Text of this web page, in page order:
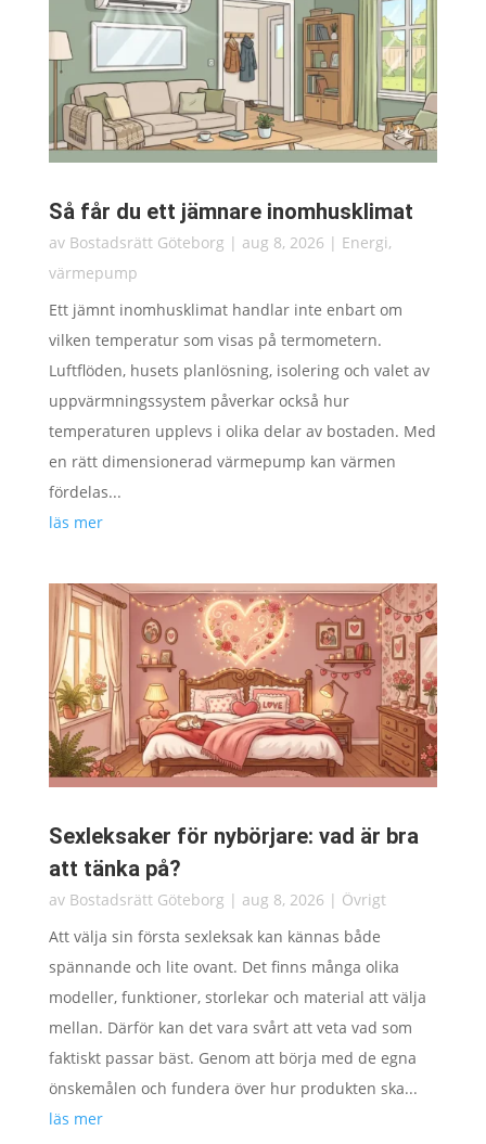
Så får du ett jämnare inomhusklimat
av Bostadsrätt Göteborg | aug 8, 2026 | Energi,
värmepump
Ett jämnt inomhusklimat handlar inte enbart om
vilken temperatur som visas på termometern.
Luftflöden, husets planlösning, isolering och valet av
uppvärmningssystem påverkar också hur
temperaturen upplevs i olika delar av bostaden. Med
en rätt dimensionerad värmepump kan värmen
fördelas...
läs mer
Sexleksaker för nybörjare: vad är bra
att tänka på?
av Bostadsrätt Göteborg | aug 8, 2026 | Övrigt
Att välja sin första sexleksak kan kännas både
spännande och lite ovant. Det finns många olika
modeller, funktioner, storlekar och material att välja
mellan. Därför kan det vara svårt att veta vad som
faktiskt passar bäst. Genom att börja med de egna
önskemålen och fundera över hur produkten ska...
läs mer